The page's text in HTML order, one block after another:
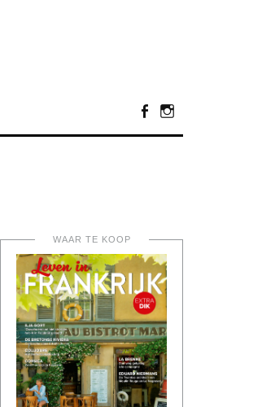
Facebook
WAAR TE KOOP